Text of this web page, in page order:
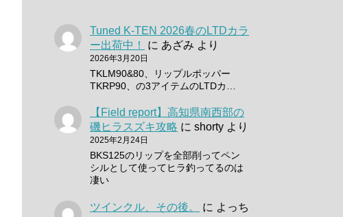
Tuned K-TEN 2026春のLTDカラ
ー出荷中！
に あざみ より
2026年3月20日
TKLM90&80、リップルポッパー
TKRP90、の3アイテムのLTDカ…
【Field report】高知県南西部の
磯ヒラスズキ攻略 に shorty より
2025年2月24日
BKS125のリップを全部削ってペン
シルとして使ってヒラ釣ってるのは
凄い
ツインクル、その後。 に よっち